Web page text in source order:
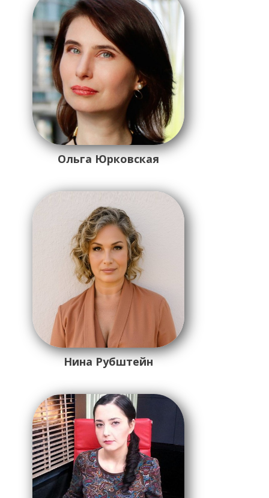
Ольга Юрковская
Нина Рубштейн